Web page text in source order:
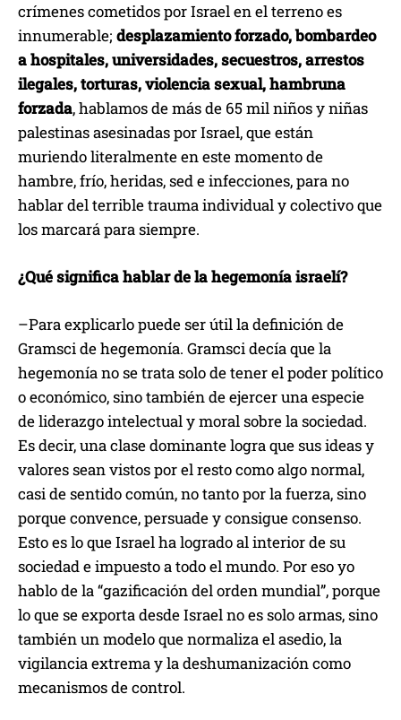
crímenes cometidos por Israel en el terreno es
innumerable; desplazamiento forzado, bombardeo
a hospitales, universidades, secuestros, arrestos
ilegales, torturas, violencia sexual, hambruna
forzada, hablamos de más de 65 mil niños y niñas
palestinas asesinadas por Israel, que están
muriendo literalmente en este momento de
hambre, frío, heridas, sed e infecciones, para no
hablar del terrible trauma individual y colectivo que
los marcará para siempre.
¿Qué significa hablar de la hegemonía israelí?
–Para explicarlo puede ser útil la definición de
Gramsci de hegemonía. Gramsci decía que la
hegemonía no se trata solo de tener el poder político
o económico, sino también de ejercer una especie
de liderazgo intelectual y moral sobre la sociedad.
Es decir, una clase dominante logra que sus ideas y
valores sean vistos por el resto como algo normal,
casi de sentido común, no tanto por la fuerza, sino
porque convence, persuade y consigue consenso.
Esto es lo que Israel ha logrado al interior de su
sociedad e impuesto a todo el mundo. Por eso yo
hablo de la “gazificación del orden mundial”, porque
lo que se exporta desde Israel no es solo armas, sino
también un modelo que normaliza el asedio, la
vigilancia extrema y la deshumanización como
mecanismos de control.